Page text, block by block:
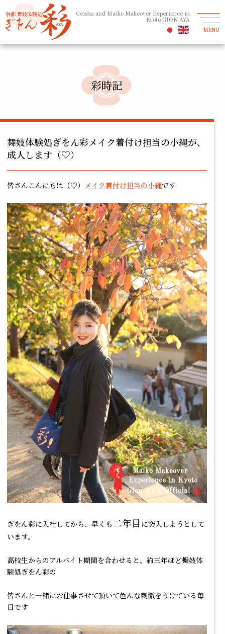
京都 舞妓体験処 Geisha and Maiko Makeover Experience in
Kyoto GION AYA
MENU
彩時記
舞妓体験処ぎをん彩メイク着付け担当の小縄が、
成人します（♡）
皆さんこんにちは（♡） メイク着付け担当の小縄です
ぎをん彩に入社してから、早くも二年目 に突入しようとして
います。
高校生からのアルバイト期間を合わせると、約三年ほど舞妓体
験処ぎをん彩の
皆さんと一緒にお仕事させて頂いて色んな刺激をうけている毎
日です